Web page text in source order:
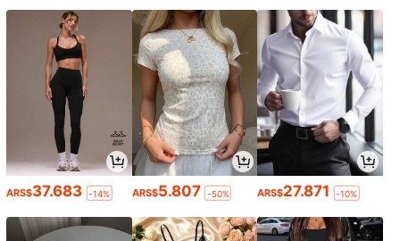
ARS$37.683 -14% ARS$5.807 -50% ARS$27.871 -10%